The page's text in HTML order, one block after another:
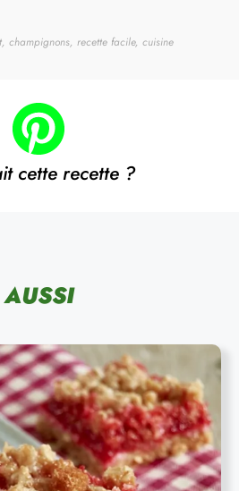
champignons, recette facile, cuisine
cette recette ?